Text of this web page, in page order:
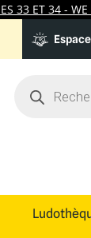
33 ET 34 -